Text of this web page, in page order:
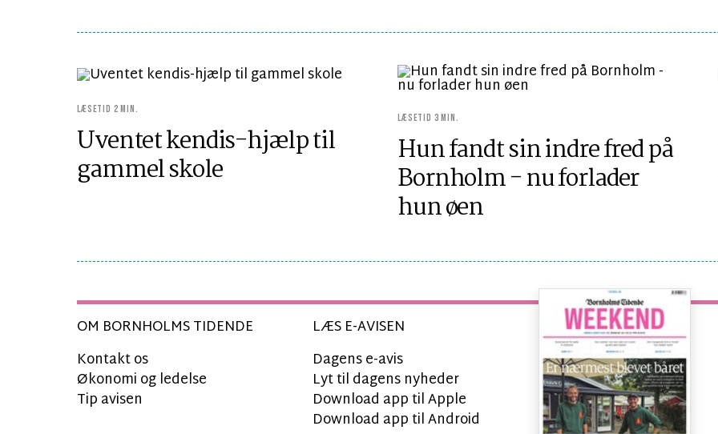
LÆSETID 2 MIN.
Uventet kendis-hjælp til
gammel skole
LÆSETID 3 MIN.
Hun fandt sin indre fred på
Bornholm - nu forlader
hun øen
OM BORNHOLMS TIDENDE
Kontakt os
Økonomi og ledelse
Tip avisen
LÆS E-AVISEN
Dagens e-avis
Lyt til dagens nyheder
Download app til Apple
Download app til Android